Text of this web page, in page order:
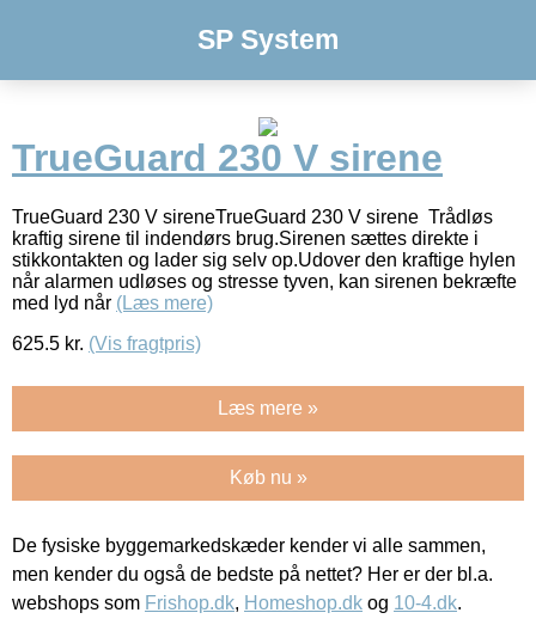
SP System
TrueGuard 230 V sirene
TrueGuard 230 V sireneTrueGuard 230 V sirene Trådløs
kraftig sirene til indendørs brug.Sirenen sættes direkte i
stikkontakten og lader sig selv op.Udover den kraftige hylen
når alarmen udløses og stresse tyven, kan sirenen bekræfte
med lyd når (Læs mere)
625.5 kr. (Vis fragtpris)
Læs mere »
Køb nu »
De fysiske byggemarkedskæder kender vi alle sammen,
men kender du også de bedste på nettet? Her er der bl.a.
webshops som Frishop.dk, Homeshop.dk og 10-4.dk.